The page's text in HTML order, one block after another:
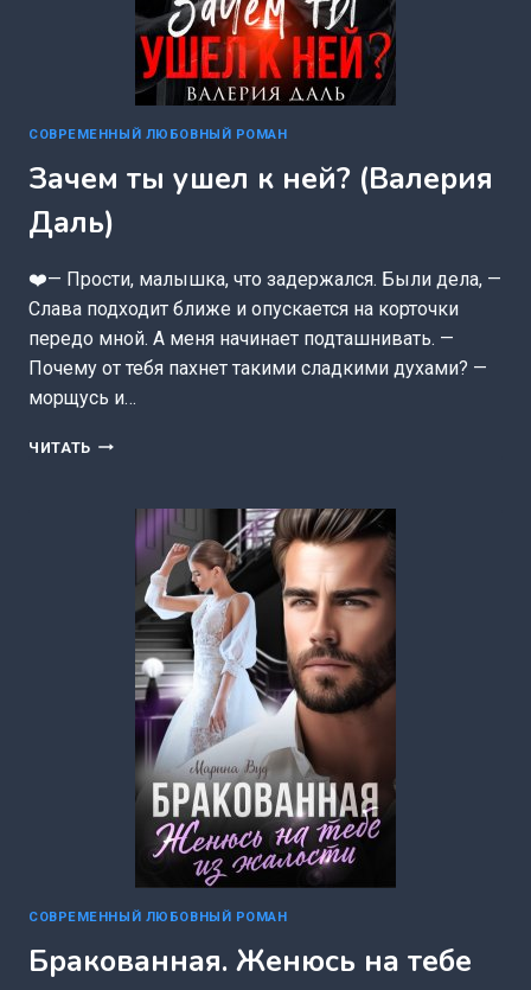
СОВРЕМЕННЫЙ ЛЮБОВНЫЙ РОМАН
Зачем ты ушел к ней? (Валерия
Даль)
❤️— Прости, малышка, что задержался. Были дела, —
Слава подходит ближе и опускается на корточки
передо мной. А меня начинает подташнивать. —
Почему от тебя пахнет такими сладкими духами? —
морщусь и…
ЧИТАТЬ ЗАЧЕМ
(ВАЛЕРИЯ
ДАЛЬ)
СОВРЕМЕННЫЙ ЛЮБОВНЫЙ РОМАН
Бракованная. Женюсь на тебе